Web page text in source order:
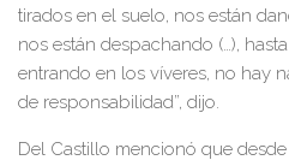
tirados en el suelo, nos están
nos están despachando (…),
entrando en los víveres, no hay
de responsabilidad”, dijo.
Del Castillo mencionó que